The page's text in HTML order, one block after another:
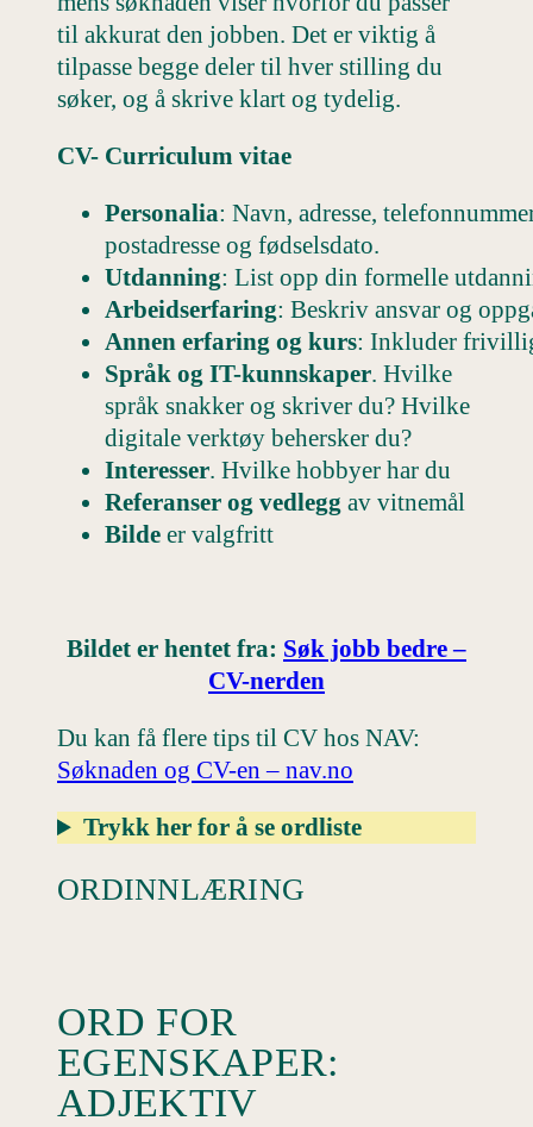
til akkurat den jobben. Det er viktig å
tilpasse begge deler til hver stilling du
søker, og å skrive klart og tydelig.
CV- Curriculum vitae
Personalia: Navn, adresse,
postadresse og fødselsdato.
Utdanning: List opp din formelle
Arbeidserfaring: Beskriv ansvar og
Annen erfaring og kurs: Inkluder
Språk og IT-kunnskaper. Hvilke
språk snakker og skriver du? Hvilke
digitale verktøy behersker du?
Interesser. Hvilke hobbyer har du
Referanser og vedlegg av vitnemål
Bilde er valgfritt
Bildet er hentet fra: Søk jobb bedre –
CV-nerden
Du kan få flere tips til CV hos NAV:
Søknaden og CV-en – nav.no
Trykk her for å se ordliste
ORDINNLÆRING
ORD FOR
EGENSKAPER:
ADJEKTIV